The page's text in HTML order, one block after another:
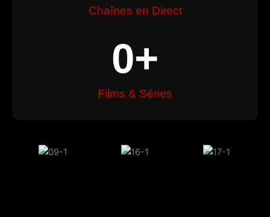
Chaînes en Direct
Films & Séries
0+